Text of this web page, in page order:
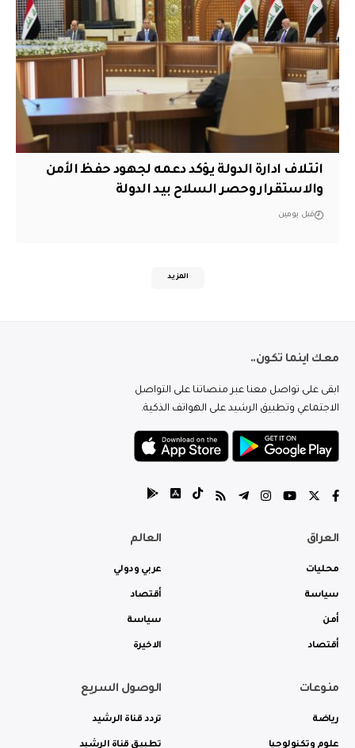
ائتلاف ادارة الدولة يؤكد دعمه لجهود حفظ الأمن
والاستقرار وحصر السلاح بيد الدولة
قبل يومين
المزيد
معك اينما تكون..
ابقى على تواصل معنا عبر منصاتنا على التواصل
الاجتماعي وتطبيق الرشيد على الهواتف الذكية.
العراق
محليات
سياسة
أمن
أقتصاد
العالم
عربي ودولي
أقتصاد
سياسة
الاخيرة
منوعات
رياضة
علوم وتكنولوجيا
الوصول السريع
تردد قناة الرشيد
تطبيق قناة الرشيد